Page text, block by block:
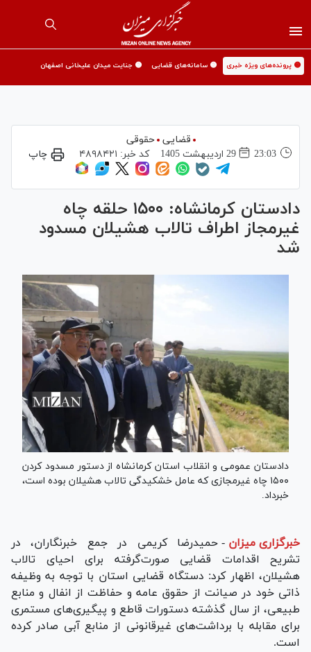
🟡 پرونده‌های ویژه خبری 🟡 سامانه‌های قضایی 🟡 جنایت میدان علیخانی اصفهان
قضایی حقوقی
23:03
29 ارديبهشت 1405 کد خبر: ۴۸۹۸۴۲۱ چاپ
دادستان کرمانشاه: ۱۵۰۰ حلقه چاه
غیرمجاز اطراف تالاب هشیلان مسدود
شد
دادستان عمومی و انقلاب استان کرمانشاه از دستور مسدود کردن
۱۵۰۰ چاه غیرمجازی که عامل خشکیدگی تالاب هشیلان بوده است،
خبرداد.
خبرگزاری میزان - حمیدرضا کریمی در جمع خبرنگاران، در
تشریح اقدامات قضایی صورت‌گرفته برای احیای تالاب
هشیلان، اظهار کرد: دستگاه قضایی استان با توجه به وظیفه
ذاتی خود در صیانت از حقوق عامه و حفاظت از انفال و منابع
طبیعی، از سال گذشته دستورات قاطع و پیگیری‌های مستمری
برای مقابله با برداشت‌های غیرقانونی از منابع آبی صادر کرده
است.